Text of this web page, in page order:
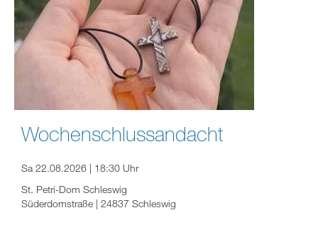
Wochenschlussandacht
Sa 22.08.2026 | 18:30 Uhr
St. Petri-Dom Schleswig
Süderdomstraße | 24837 Schleswig